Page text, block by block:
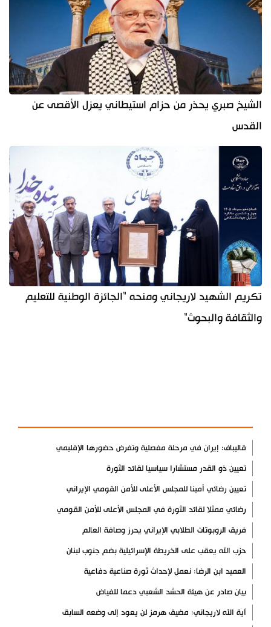
الشيخ صبري يحذر من حزام استيطاني يعزل الأقصى عن
القدس
تكريم الشهيد لاريجاني ومنحه "الجائزة الوطنية للتعليم
والثقافة والبحوث"
قاليباف: إيران في مرحلة مفصلية وتفرض حضورها الإقليمي
تعيين ذو القدر مستشارا سياسيا لقائد الثورة
تعيين رضائي أمينا للمجلس الأعلى للأمن القومي الإيراني
رضائي ممثلا لقائد الثورة في المجلس الأعلى للأمن القومي
فريق الروبوتات الطلابي الإيراني يحرز وصافة العالم
حزب الله يعقب على الخريطة الإسرائيلية بضم جنوب لبنان
العميد ابن الرضا: نعمل لإحداث ثورة صناعية دفاعية
بيان صادر عن هيئة الحشد الشعبي دعما للفياض
آية الله لاريجاني: مضيق هرمز لن يعود إلى وضعه السابق